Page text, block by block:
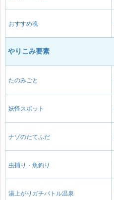
おすすめ魂
やりこみ要素
たのみごと
妖怪スポット
ナゾのたてふだ
虫捕り・魚釣り
湯上がりガチバトル温泉